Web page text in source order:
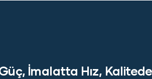
İmalatta Hız,